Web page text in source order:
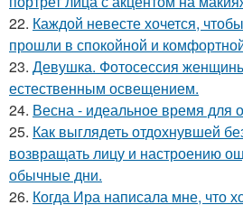
22. Каждой невесте хочется,
прошли в спокойной и
23. Девушка. Фотосессия
естественным освещением.
24. Весна - идеальное время для
25. Как выглядеть отдохнувшей
возвращать лицу и настроению
обычные дни.
26. Когда Ира написала мне, что